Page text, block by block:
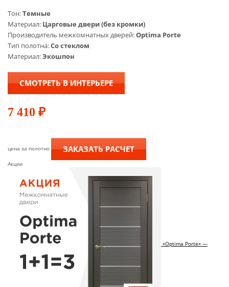
Тон:Темные
Материал: Царговые двери (без кромки)
Производитель межкомнатных дверей:Optima Porte
Тип полотна:Со стеклом
Материал:Экошпон
СМОТРЕТЬ В ИНТЕРЬЕРЕ
7 410 ₽
цена за полотно ЗАКАЗАТЬ РАСЧЕТ
Акции
«Optima Porte» —